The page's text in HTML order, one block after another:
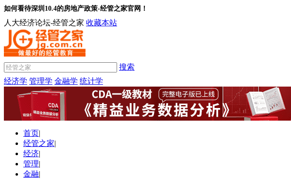
如何看待深圳10.4的房地产政策-经管之家官网！
人大经济论坛-经管之家 收藏本站
搜索
经济学 管理学 金融学 统计学
首页|
经管之家|
经济|
管理|
金融|